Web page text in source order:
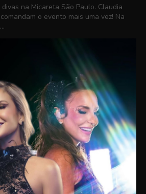
na Micareta São Paulo. Claudia
o evento mais uma vez! Na